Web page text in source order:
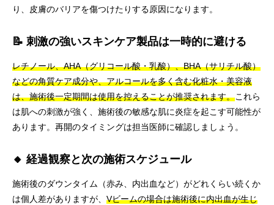
り、皮膚のバリアを傷つけたりする原因になります。
📝 刺激の強いスキンケア製品は一時的に避ける
レチノール、AHA（グリコール酸・乳酸）、BHA（サリチル酸）
などの角質ケア成分や、アルコールを多く含む化粧水・美容液
は、施術後一定期間は使用を控えることが推奨されます。これら
は肌への刺激が強く、施術後の敏感な肌に炎症を起こす可能性が
あります。再開のタイミングは担当医師に確認しましょう。
🔸 経過観察と次の施術スケジュール
施術後のダウンタイム（赤み、内出血など）がどれくらい続くか
は個人差がありますが、 Vビームの場合は施術後に内出血が生じ